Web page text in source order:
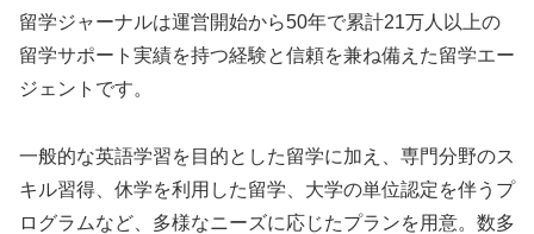
留学ジャーナルは運営開始から50年で累計21万人以上の
留学サポート実績を持つ経験と信頼を兼ね備えた留学エー
ジェントです。
一般的な英語学習を目的とした留学に加え、専門分野のス
キル習得、休学を利用した留学、大学の単位認定を伴うプ
ログラムなど、多様なニーズに応じたプランを用意。数多